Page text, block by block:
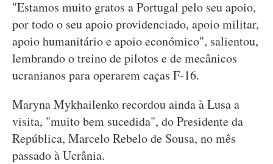
"Estamos muito gratos a Portugal pelo seu apoio,
por todo o seu apoio providenciado, apoio militar,
apoio humanitário e apoio económico", salientou,
lembrando o treino de pilotos e de mecânicos
ucranianos para operarem caças F-16.
Maryna Mykhailenko recordou ainda à Lusa a
visita, "muito bem sucedida", do Presidente da
República, Marcelo Rebelo de Sousa, no mês
passado à Ucrânia.